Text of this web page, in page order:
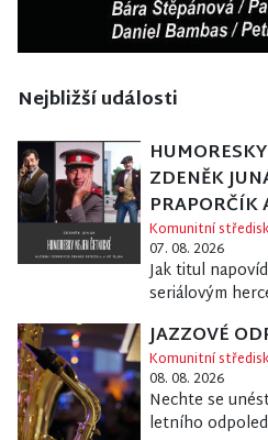
Nejbližší události
ZDENĚK
PRAPORČÍK
Komunitní
07. 08. 2026
Jak titul
seriálovým
JAZZOVÉ
Komunitní
08. 08. 2026
Nechte se
letního